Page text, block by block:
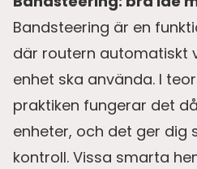
Bandsteering är en
där routern automatiskt
enhet ska använda. I
praktiken fungerar det
enheter, och det ger dig
kontroll. Vissa smarta